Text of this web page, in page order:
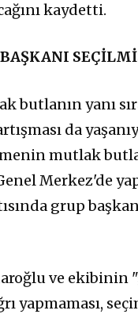
kaydetti.
BAŞKANI
butlanın yanı
da
mutlak
Merkez'de
grup
ve ekibinin
yapmaması,